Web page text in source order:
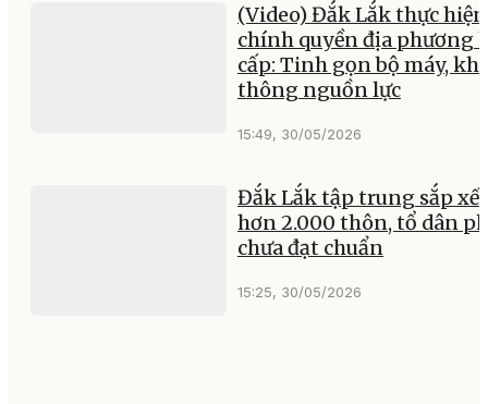
(Video) Đắk Lắk thực hiện
chính quyền địa phương
cấp: Tinh gọn bộ máy,
thông nguồn lực
15:49, 30/05/2026
Đắk Lắk tập trung sắp
hơn 2.000 thôn, tổ dân
chưa đạt chuẩn
15:25, 30/05/2026